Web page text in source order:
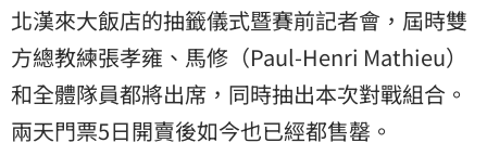
北漢來大飯店的抽籤儀式暨賽前記者會，屆時雙
方總教練張孝雍、馬修（Paul-Henri Mathieu）
和全體隊員都將出席，同時抽出本次對戰組合。
兩天門票5日開賣後如今也已經都售罄。